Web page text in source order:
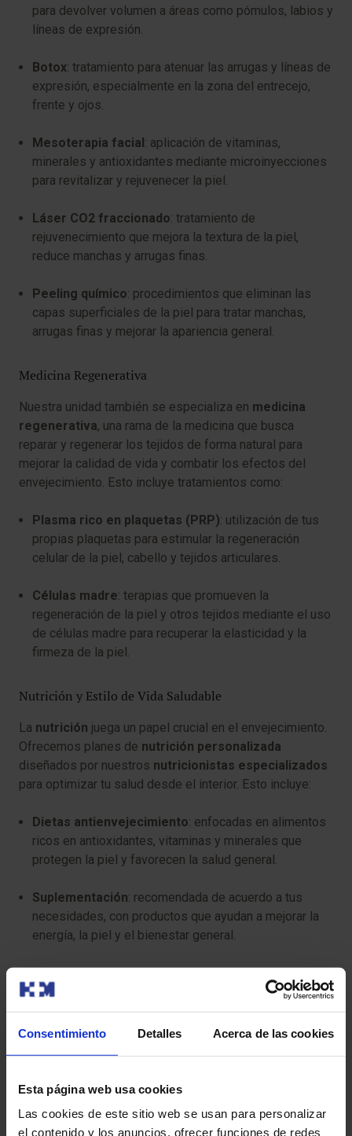
Consentimiento Detalles Acerca de las cookies
Esta página web usa cookies
Las cookies de este sitio web se usan para personalizar
el contenido y los anuncios, ofrecer funciones de redes
para devolver volumen a áreas como pómulos, labios y
líneas de expresión.
Botox: tratamiento para atenuar las arrugas y líneas de
expresión, especialmente en la zona del entrecejo,
frente y ojos.
Mesoterapia facial: aplicación de vitaminas,
minerales y antioxidantes mediante microinyecciones
para revitalizar y rejuvenecer la piel.
Láser CO2 fraccionado: tratamiento de
rejuvenecimiento que mejora la textura de la piel,
reduce manchas y arrugas finas.
Peeling químico: procedimientos que eliminan las
capas superficiales de la piel para tratar manchas,
arrugas finas y mejorar la apariencia general.
Medicina Regenerativa
Nuestra unidad también se especializa en medicina
regenerativa, una rama de la medicina que busca
reparar y regenerar los tejidos de forma natural para
mejorar la calidad de vida y combatir los efectos del
envejecimiento. Esto incluye tratamientos como:
Plasma rico en plaquetas (PRP): utilización de tus
propias plaquetas para estimular la regeneración
celular de la piel, cabello y tejidos articulares.
Células madre: terapias que promueven la
regeneración de la piel y otros tejidos mediante el uso
de células madre para recuperar la elasticidad y la
firmeza de la piel.
Nutrición y Estilo de Vida Saludable
La nutrición juega un papel crucial en el envejecimiento.
Ofrecemos planes de nutrición personalizada
diseñados por nuestros nutricionistas especializados
para optimizar tu salud desde el interior. Esto incluye:
Dietas antienvejecimiento: enfocadas en alimentos
ricos en antioxidantes, vitaminas y minerales que
protegen la piel y favorecen la salud general.
Suplementación: recomendada de acuerdo a tus
necesidades, con productos que ayudan a mejorar la
energía, la piel y el bienestar general.
Asesoramiento en hábitos saludables: te ayudamos
a adoptar hábitos como ejercicio, manejo del estrés y
sueño reparador, fundamentales para envejecer de
manera saludable.
de los pacientes, considerando